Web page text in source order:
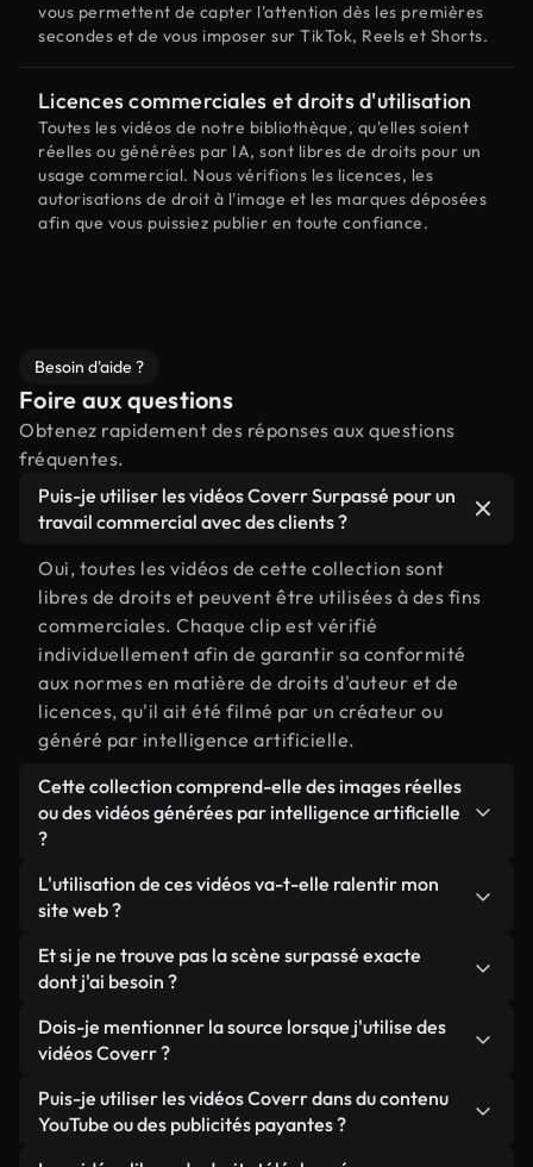
vous permettent de capter l'attention dès les premières
secondes et de vous imposer sur TikTok, Reels et Shorts.
Licences commerciales et droits d'utilisation
Toutes les vidéos de notre bibliothèque, qu'elles soient
réelles ou générées par IA, sont libres de droits pour un
usage commercial. Nous vérifions les licences, les
autorisations de droit à l'image et les marques déposées
afin que vous puissiez publier en toute confiance.
Besoin d'aide ?
Foire aux questions
Obtenez rapidement des réponses aux questions
fréquentes.
Puis-je utiliser les vidéos Coverr Surpassé pour un
travail commercial avec des clients ?
Oui, toutes les vidéos de cette collection sont
libres de droits et peuvent être utilisées à des fins
commerciales. Chaque clip est vérifié
individuellement afin de garantir sa conformité
aux normes en matière de droits d'auteur et de
licences, qu'il ait été filmé par un créateur ou
généré par intelligence artificielle.
Cette collection comprend-elle des images réelles
ou des vidéos générées par intelligence artificielle
?
Les deux. Il s'agit d'une bibliothèque hybride
composée de véritables images filmées par des
générées par IA. Chaque vidéo est clairement
identifiée afin que vous sachiez toujours ce que
vous utilisez.
L'utilisation de ces vidéos va-t-elle ralentir mon
site web ?
Sauf si vous choisissez nos versions optimisées.
Nous proposons des formats légers, prêts pour le
ils conservent une qualité élevée tout en
minimisant les temps de chargement et en
améliorant des indicateurs comme le LCP.
Et si je ne trouve pas la scène surpassé exacte
dont j'ai besoin ?
Vous pouvez en créer une instantanément avec
Coverr AI Studio. Il vous suffit de décrire la scène,
Studio générera en quelques secondes une vidéo
personnalisée conforme à nos normes de licence.
Dois-je mentionner la source lorsque j'utilise des
vidéos Coverr ?
Aucune attribution n'est requise. Toutes les vidéos
de notre bibliothèque sont libres de droits et
Puis-je utiliser les vidéos Coverr dans du contenu
YouTube ou des publicités payantes ?
Oui. Toutes les séquences vidéo de Coverr peuvent